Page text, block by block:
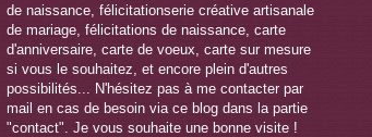
de naissance, félicitationserie créative artisanale
de mariage, félicitations de naissance, carte
d'anniversaire, carte de voeux, carte sur mesure
si vous le souhaitez, et encore plein d'autres
possibilités... N'hésitez pas à me contacter par
mail en cas de besoin via ce blog dans la partie
"contact". Je vous souhaite une bonne visite !